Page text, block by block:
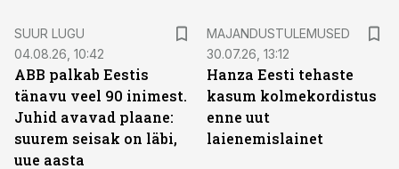
SUUR LUGU
04.08.26, 10:42
ABB palkab Eestis
tänavu veel 90 inimest.
Juhid avavad plaane:
suurem seisak on läbi,
uue aasta
MAJANDUSTULEMUSED
30.07.26, 13:12
Hanza Eesti tehaste
kasum kolmekordistus
enne uut
laienemislainet